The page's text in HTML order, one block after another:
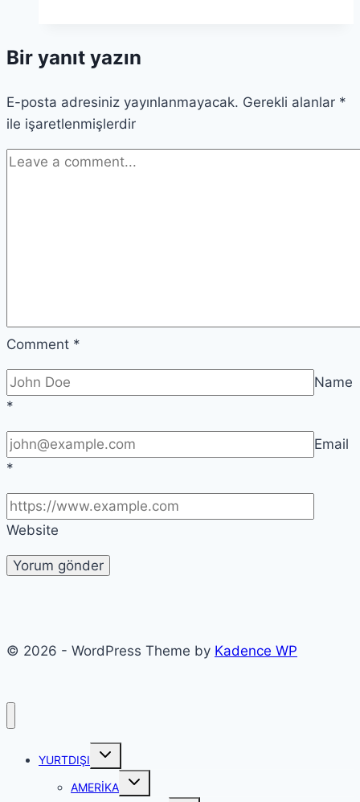
Hazırlıyor
Yoksa
Çoktan
Öldü
mü?
Bir yanıt yazın
E-posta adresiniz yayınlanmayacak. Gerekli alanlar *
ile işaretlenmişlerdir
Comment *
Name
*
Email
*
Website
© 2026 - WordPress Theme by Kadence WP
YURTDIŞI
Toggle
menu
AMERİKA
Toggle